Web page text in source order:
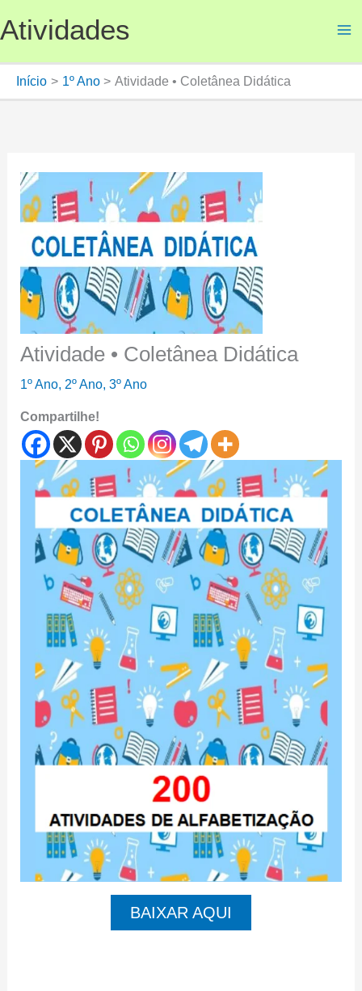
para
conteúdo
Atividades
Início 1º Ano Atividade • Coletânea Didática
Atividade • Coletânea Didática
1º Ano, 2º Ano, 3º Ano
Compartilhe!
BAIXAR AQUI